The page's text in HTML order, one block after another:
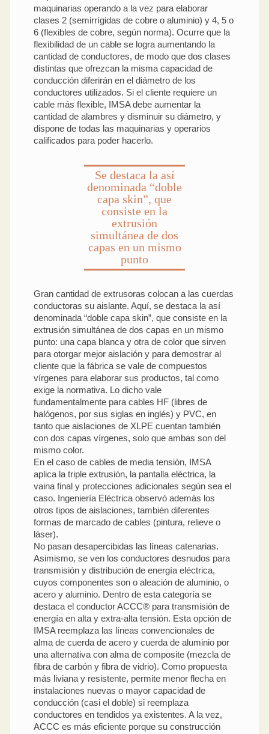
maquinarias operando a la vez para elaborar
clases 2 (semirrígidas de cobre o aluminio) y 4, 5 o
6 (flexibles de cobre, según norma). Ocurre que la
flexibilidad de un cable se logra aumentando la
cantidad de conductores, de modo que dos clases
distintas que ofrezcan la misma capacidad de
conducción diferirán en el diámetro de los
conductores utilizados. Si el cliente requiere un
cable más flexible, IMSA debe aumentar la
cantidad de alambres y disminuir su diámetro, y
dispone de todas las maquinarias y operarios
calificados para poder hacerlo.
Se destaca la así
denominada “doble
capa skin”, que
consiste en la
extrusión
simultánea de dos
capas en un mismo
punto
Gran cantidad de extrusoras colocan a las cuerdas
conductoras su aislante. Aquí, se destaca la así
denominada “doble capa skin”, que consiste en la
extrusión simultánea de dos capas en un mismo
punto: una capa blanca y otra de color que sirven
para otorgar mejor aislación y para demostrar al
cliente que la fábrica se vale de compuestos
vírgenes para elaborar sus productos, tal como
exige la normativa. Lo dicho vale
fundamentalmente para cables HF (libres de
halógenos, por sus siglas en inglés) y PVC, en
tanto que aislaciones de XLPE cuentan también
con dos capas vírgenes, solo que ambas son del
mismo color.
En el caso de cables de media tensión, IMSA
aplica la triple extrusión, la pantalla eléctrica, la
vaina final y protecciones adicionales según sea el
caso. Ingeniería Eléctrica observó además los
otros tipos de aislaciones, también diferentes
formas de marcado de cables (pintura, relieve o
láser).
No pasan desapercibidas las líneas catenarias.
Asimismo, se ven los conductores desnudos para
transmisión y distribución de energía eléctrica,
cuyos componentes son o aleación de aluminio, o
acero y aluminio. Dentro de esta categoría se
destaca el conductor ACCC® para transmisión de
energía en alta y extra-alta tensión. Esta opción de
IMSA reemplaza las líneas convencionales de
alma de cuerda de acero y cuerda de aluminio por
una alternativa con alma de composite (mezcla de
fibra de carbón y fibra de vidrio). Como propuesta
más liviana y resistente, permite menor flecha en
instalaciones nuevas o mayor capacidad de
conducción (casi el doble) si reemplaza
conductores en tendidos ya existentes. A la vez,
ACCC es más eficiente porque su construcción